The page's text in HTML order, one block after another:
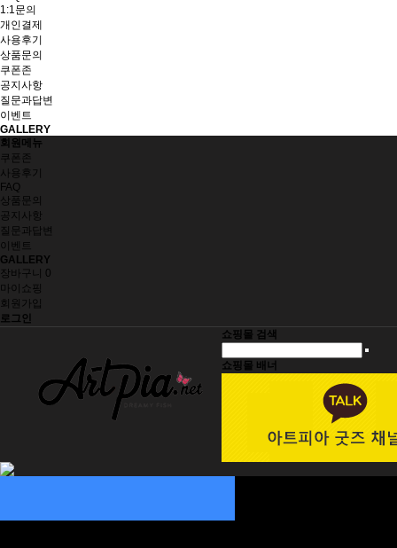
1:1문의
개인결제
사용후기
상품문의
쿠폰존
공지사항
질문과답변
이벤트
GALLERY
회원메뉴
쿠폰존
사용후기
FAQ
상품문의
공지사항
질문과답변
이벤트
GALLERY
장바구니
0
마이쇼핑
회원가입
로그인
쇼핑몰 검색
쇼핑몰 배너